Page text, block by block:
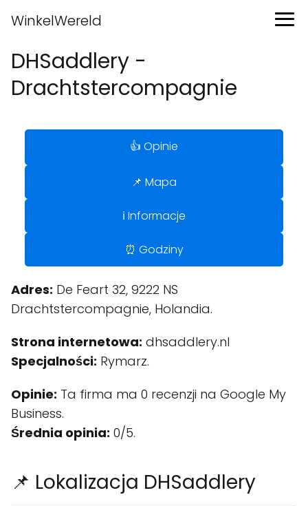
WinkelWereld
DHSaddlery -
Drachtstercompagnie
👍 Opinie
📌 Mapa
ℹ️ Informacje
⏰ Godziny
Adres: De Feart 32, 9222 NS
Drachtstercompagnie, Holandia.
Strona internetowa: dhsaddlery.nl
Specjalności: Rymarz.
Opinie: Ta firma ma 0 recenzji na Google My
Business.
Średnia opinia: 0/5.
📌 Lokalizacja DHSaddlery